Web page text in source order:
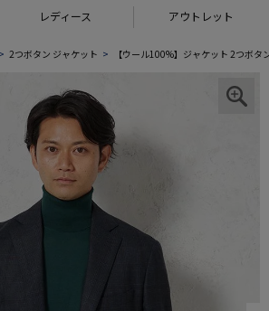
レディース アウトレット
2つボタン ジャケット 【ウール100%】ジャケット 2つボタ